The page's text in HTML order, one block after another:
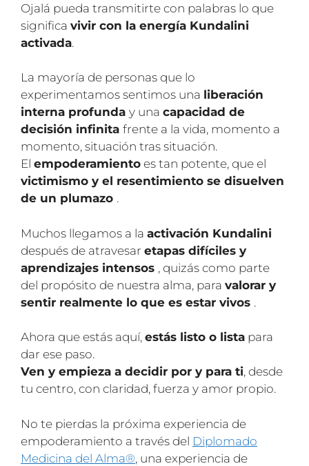
Ojalá pueda transmitirte con palabras lo que
significa vivir con la energía Kundalini
activada.
La mayoría de personas que lo
experimentamos sentimos una liberación
interna profunda y una capacidad de
decisión infinita frente a la vida, momento a
momento, situación tras situación.
El empoderamiento es tan potente, que el
victimismo y el resentimiento se disuelven
de un plumazo .
Muchos llegamos a la activación Kundalini
después de atravesar etapas difíciles y
aprendizajes intensos , quizás como parte
del propósito de nuestra alma, para valorar y
sentir realmente lo que es estar vivos .
Ahora que estás aquí, estás listo o lista para
dar ese paso.
Ven y empieza a decidir por y para ti, desde
tu centro, con claridad, fuerza y amor propio.
No te pierdas la próxima experiencia de
empoderamiento a través del Diplomado
Medicina del Alma®, una experiencia de